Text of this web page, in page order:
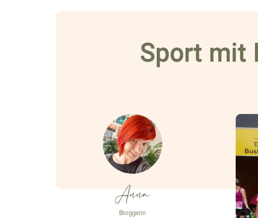
Sport mit
Anna
Bloggerin